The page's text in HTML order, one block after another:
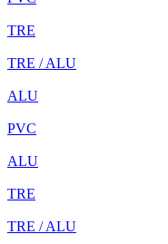
TRE
TRE / ALU
ALU
PVC
ALU
TRE
TRE / ALU